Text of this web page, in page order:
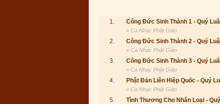
1. Công Đức Sinh Thành 1 - Quý
» Ca Nhạc Phật Giáo
2. Công Đức Sinh Thành 2 - Quý
» Ca Nhạc Phật Giáo
3. Công Đức Sinh Thành 3 - Quý
» Ca Nhạc Phật Giáo
4. Phật Đản Liên Hiệp Quốc - Quý
» Ca Nhạc Phật Giáo
5. Tình Thương Cho Nhân Loại -